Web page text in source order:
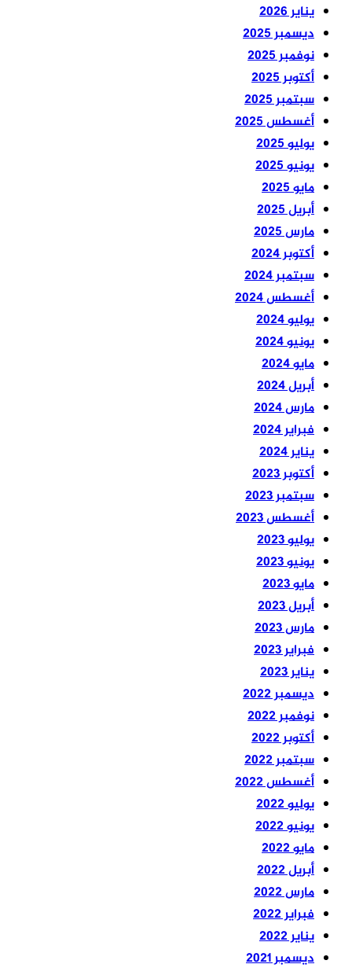
يناير 2026
ديسمبر 2025
نوفمبر 2025
أكتوبر 2025
سبتمبر 2025
أغسطس 2025
يوليو 2025
يونيو 2025
مايو 2025
أبريل 2025
مارس 2025
أكتوبر 2024
سبتمبر 2024
أغسطس 2024
يوليو 2024
يونيو 2024
مايو 2024
أبريل 2024
مارس 2024
فبراير 2024
يناير 2024
أكتوبر 2023
سبتمبر 2023
أغسطس 2023
يوليو 2023
يونيو 2023
مايو 2023
أبريل 2023
مارس 2023
فبراير 2023
يناير 2023
ديسمبر 2022
نوفمبر 2022
أكتوبر 2022
سبتمبر 2022
أغسطس 2022
يوليو 2022
يونيو 2022
مايو 2022
أبريل 2022
مارس 2022
فبراير 2022
يناير 2022
ديسمبر 2021